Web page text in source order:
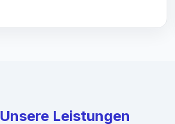
Unsere Leistungen